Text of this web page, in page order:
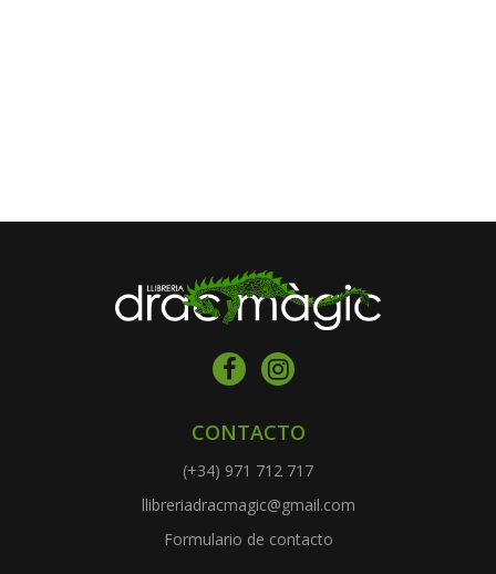
CONTACTO
(+34) 971 712 717
llibreriadracmagic@gmail.com
Formulario de contacto